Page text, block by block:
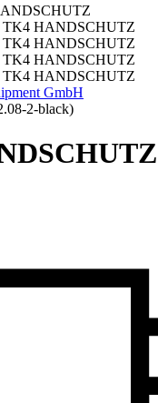
2-black)